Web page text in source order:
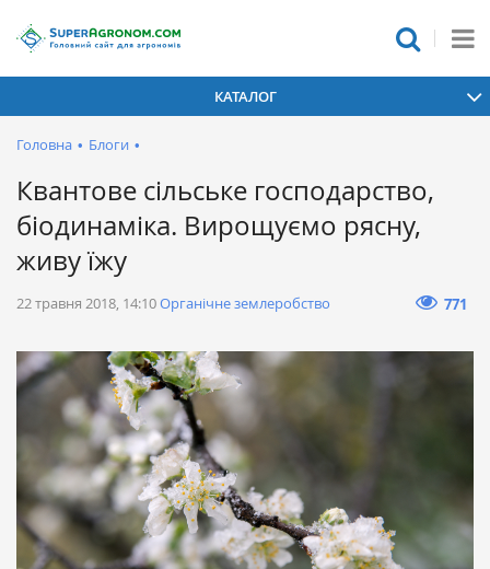
КАТАЛОГ
Головна • Блоги •
Квантове сільське господарство,
біодинаміка. Вирощуємо рясну,
живу їжу
22 травня 2018, 14:10Органічне землеробство 771